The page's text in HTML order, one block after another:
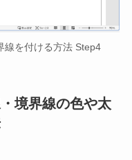
線を付ける方法 Step4
境界線の色や太